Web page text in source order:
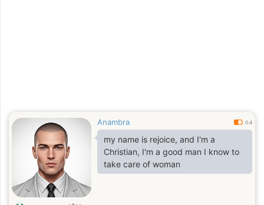
Anambra 0.4
my name is rejoice, and I'm a
Christian, I'm a good man I know to
take care of woman